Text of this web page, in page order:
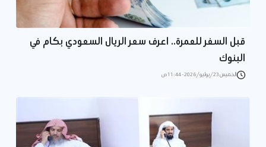
قبل السفر للعمرة.. اعرف سعر الريال السعودي بكام في
البنوك
الخميس 23/يوليو/2026 - 11:44 ص